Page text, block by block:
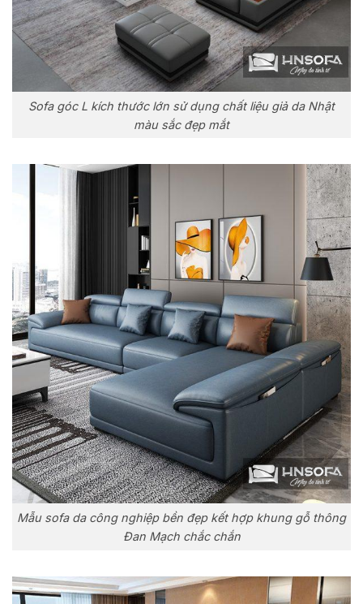
Sofa góc L kích thước lớn sử dụng chất liệu giả da Nhật
màu sắc đẹp mắt
Mẫu sofa da công nghiệp bền đẹp kết hợp khung gỗ thông
Đan Mạch chắc chắn